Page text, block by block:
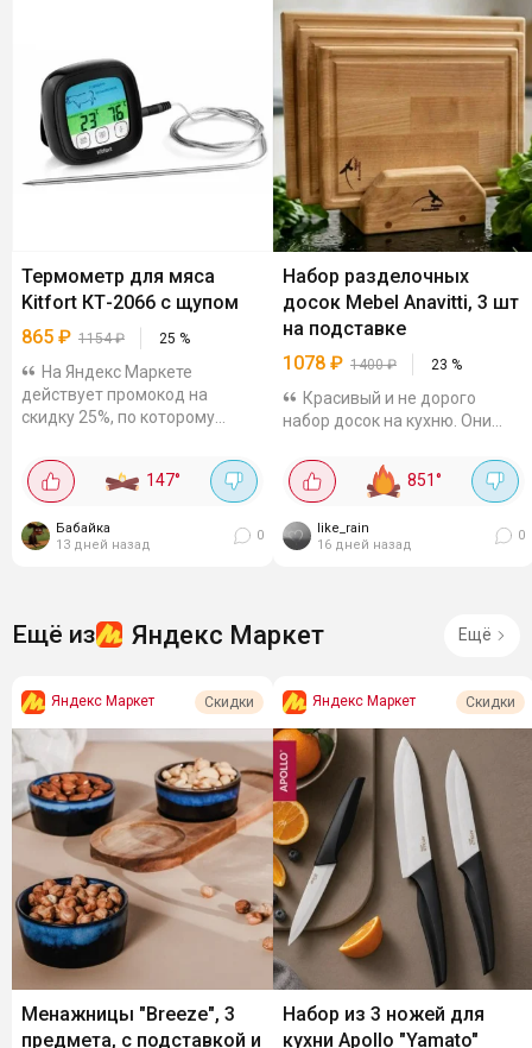
Термометр для мяса
Kitfort КТ-2066 с щупом
865 ₽ 1154₽ 25 %
На Яндекс Маркете
действует промокод на
скидку 25%, по которому
с щупом можно приобрести за
865₽. Термощуп на шнуре,
позволяет измерять...
147°
Бабайка
13 дней назад
0
Набор разделочных
досок Mebel Anavitti, 3 шт
на подставке
1078 ₽ 1400₽ 23 %
Красивый и не дорого
набор досок на кухню. Они
карельской берёзы,
обработаны маслом. Размеры:
см
851°
like_rain
16 дней назад
0
Ещё из Яндекс Маркет Ещё
Яндекс Маркет Скидки
Менажницы "Breeze", 3
предмета, с подставкой и
Яндекс Маркет Скидки
Набор из 3 ножей для
кухни Apollo "Yamato"